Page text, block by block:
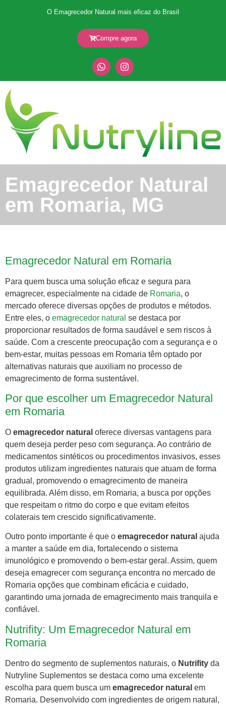
O Emagrecedor Natural mais eficaz do Brasil
Compre agora
Emagrecedor Natural
em Romaria, MG
Emagrecedor Natural em Romaria
Para quem busca uma solução eficaz e segura para
emagrecer, especialmente na cidade de Romaria, o
mercado oferece diversas opções de produtos e métodos.
Entre eles, o emagrecedor natural se destaca por
proporcionar resultados de forma saudável e sem riscos à
saúde. Com a crescente preocupação com a segurança e o
bem-estar, muitas pessoas em Romaria têm optado por
alternativas naturais que auxiliam no processo de
emagrecimento de forma sustentável.
Por que escolher um Emagrecedor Natural
em Romaria
O emagrecedor natural oferece diversas vantagens para
quem deseja perder peso com segurança. Ao contrário de
medicamentos sintéticos ou procedimentos invasivos, esses
produtos utilizam ingredientes naturais que atuam de forma
gradual, promovendo o emagrecimento de maneira
equilibrada. Além disso, em Romaria, a busca por opções
que respeitam o ritmo do corpo e que evitam efeitos
colaterais tem crescido significativamente.
Outro ponto importante é que o emagrecedor natural ajuda
a manter a saúde em dia, fortalecendo o sistema
imunológico e promovendo o bem-estar geral. Assim, quem
deseja emagrecer com segurança encontra no mercado de
Romaria opções que combinam eficácia e cuidado,
garantindo uma jornada de emagrecimento mais tranquila e
confiável.
Nutrifity: Um Emagrecedor Natural em
Romaria
Dentro do segmento de suplementos naturais, o Nutrifity da
Nutryline Suplementos se destaca como uma excelente
escolha para quem busca um emagrecedor natural em
Romaria. Desenvolvido com ingredientes de origem natural,